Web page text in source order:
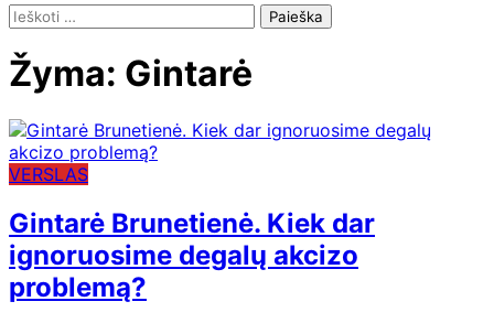
Ieškoti:
Žyma: Gintarė
VERSLAS
Gintarė Brunetienė. Kiek dar
ignoruosime degalų akcizo
problemą?